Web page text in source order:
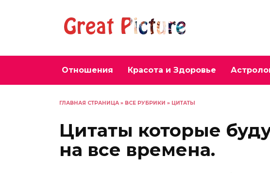
Отношения Красота и Здоровье
ГЛАВНАЯ СТРАНИЦА » ВСЕ РУБРИКИ » ЦИТАТЫ
Цитаты которые
на все времена.